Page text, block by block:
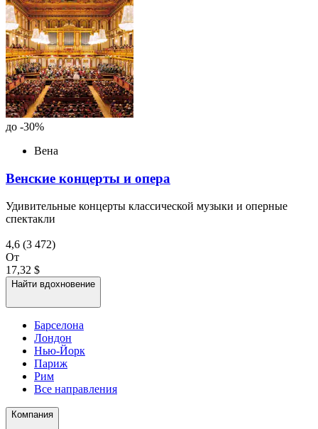
до -30%
Вена
Венские концерты и опера
Удивительные концерты классической музыки и оперные
спектакли
4,6 (3 472)
От
17,32 $
Найти вдохновение
Барселона
Лондон
Нью-Йорк
Париж
Рим
Все направления
Компания